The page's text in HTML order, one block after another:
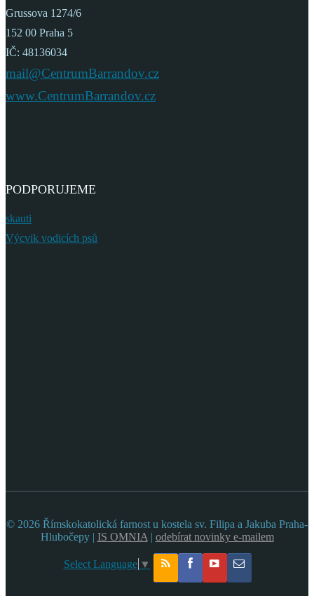
Grussova 1274/6
152 00 Praha 5
IČ: 48136034
mail@CentrumBarrandov.cz
www.CentrumBarrandov.cz
PODPORUJEME
skauti
Výcvik vodicích psů
© 2026 Římskokatolická farnost u kostela sv. Filipa a Jakuba Praha-
Hlubočepy | IS OMNIA | odebírat novinky e-mailem
Select Language ▼